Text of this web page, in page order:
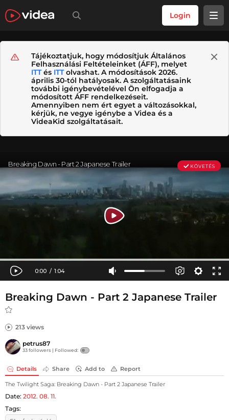
Login
Tájékoztatjuk, hogy módosítjuk Általános
Felhasználási Feltételeinket (ÁFF), melyet
ITTés ITTolvashat. A módosítások 2026.
április 30-tól hatályosak. A szolgáltatásaink
további igénybevételével Ön elfogadja a
módosított ÁFF rendelkezéseit.
Amennyiben nem ért egyet a változásokkal,
kérjük, ne vegye igénybe a Videa és a
VideaKid szolgáltatásait.
Breaking Dawn - Part 2 Japanese Trailer
213 views
petrus87
33 followers | Followed:
Details Share Add to Report
The Twilight Saga: Breaking Dawn - Part 2 Japanese Trailer
Date: 2012. 08. 11.
Tags: